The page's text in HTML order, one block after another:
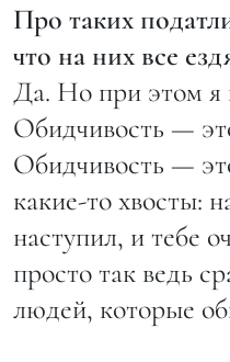
Про таких
что на них все
Да. Но при этом я
Обидчивость —
Обидчивость —
какие-то хвосты:
наступил, и тебе
просто так ведь
людей, которые